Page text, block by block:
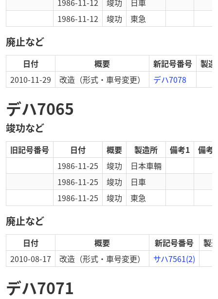
1986-11-12
竣功
日車
1986-11-12
竣功 東急
廃止など
日付 概要 新記号番号
製
2010-11-29
改造 （形式・車号変更） デハ7078
デハ7065
竣功など
旧記号番号 日付 概要 製造所 備考1
備考2
1986-11-25
竣功
日本車輛
1986-11-25
竣功
日車
1986-11-25
竣功 東急
廃止など
日付 概要 新記号番号
製
2010-08-17
改造 （形式・車号変更） サハ7561(2)
デハ7071